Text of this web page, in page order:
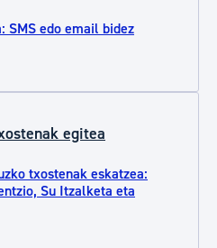
SMS edo email bidez
egitea
txostenak eskatzea:
Su Itzalketa eta